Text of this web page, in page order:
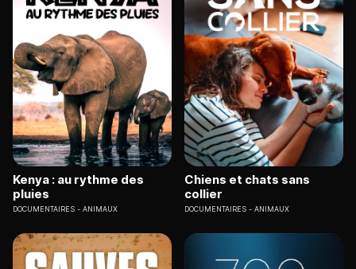
Kenya : au rythme des
pluies
DOCUMENTAIRES ANIMAUX
Chiens et chats sans
collier
DOCUMENTAIRES ANIMAUX